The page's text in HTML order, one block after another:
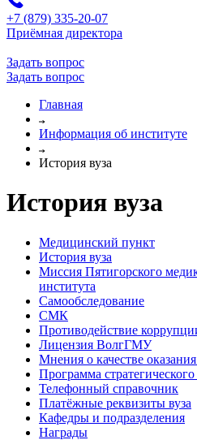
+7 (879) 335-20-07
Приёмная директора
Задать вопрос
Задать вопрос
Главная
Информация об институте
История вуза
История вуза
Медицинский пункт
История вуза
Миссия Пятигорского
института
Самообследование
СМК
Противодействие
Лицензия ВолгГМУ
Мнения о качестве
Программа
Телефонный справочник
Платёжные реквизиты вуза
Кафедры и подразделения
Награды